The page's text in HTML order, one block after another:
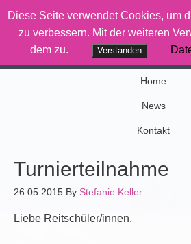
Wenn Pferde was
Home
News
Kontakt
Turnierteilnahme
26.05.2015 By Stefanie Keller
Liebe Reitschüler/innen,
Diese Seite verwendet Cookies, um
zu verbessern. Mit der weiteren
dem zu.
Verstanden